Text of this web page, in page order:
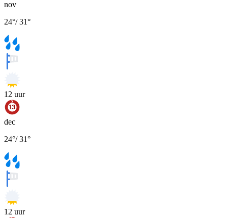
nov
24°/31°
12 uur
dec
24°/31°
12 uur